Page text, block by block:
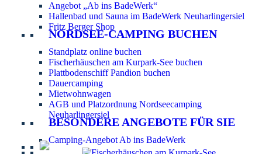
Angebot „Ab ins BadeWerk“
Hallenbad und Sauna im BadeWerk Neuharlingersiel
Fritz Berger Shop
NORDSEE-CAMPING BUCHEN
Standplatz online buchen
Fischerhäuschen am Kurpark-See buchen
Plattbodenschiff Pandion buchen
Dauercamping
Mietwohnwagen
AGB und Platzordnung Nordseecamping
Neuharlingersiel
BESONDERE ANGEBOTE FÜR SIE
Camping-Angebot Ab ins BadeWerk